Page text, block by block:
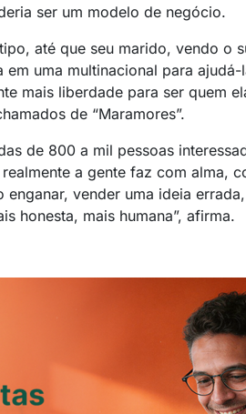
ser um modelo de negócio.
até que seu marido, vendo o
uma multinacional para
mais liberdade para ser quem
de “Maramores”.
de 800 a mil pessoas
a gente faz com alma,
vender uma ideia
honesta, mais humana”, afirma.